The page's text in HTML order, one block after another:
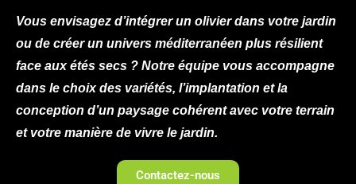
Vous envisagez d’intégrer un olivier dans votre jardin
ou de créer un univers méditerranéen plus résilient
face aux étés secs ? Notre équipe vous accompagne
dans le choix des variétés, l’implantation et la
conception d’un paysage cohérent avec votre terrain
et votre manière de vivre le jardin.
Contactez-nous